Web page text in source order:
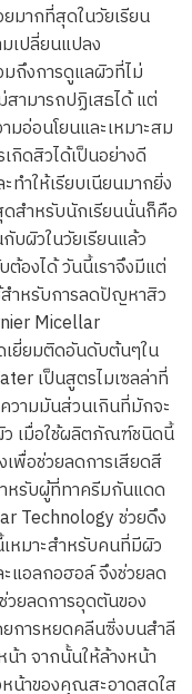
มากที่สุดในวัยเรียน
เปลี่ยนแปลง
ถึงการดูแลผิวที่ไม่
ามารถปฏิเสธได้ แต่
มอ่อนโยนและเหมาะสม
ดสิวได้เป็นอย่างดี
ำให้เรียบเนียนมากยิ่ง
สำหรับนักเรียนนั่นก็คือ
ผิวในวัยเรียนแล้ว
องได้ วันนี้เราจึงมีแต่
ำหรับการลดปัญหาสิว
Micellar
ยี่ยมติดอันดับต้นๆใน
เป็นสูตรไมเซลล่าที่
วามมันส่วนเกินที่มักจะ
เมื่อใช้ผลิตภัณฑ์ชนิดนี้
เพื่อช่วยลดการเสียดสี
ำหรับผู้ที่ทาครีมกันแดด
Technology ช่วยดึง
หมาะสำหรับคนที่มีผิว
แอลกอฮอล์ จึงช่วยลด
วยลดการอุดตันของ
ยการหยดคลีนซิ่งบนสำลี
น้า จากนั้นให้ล้างหน้า
น้าของคุณสะอาดสดใส